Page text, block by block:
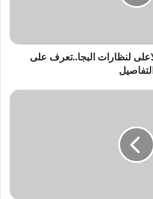
لنظارات البجا..تعرف على
التفاصيل